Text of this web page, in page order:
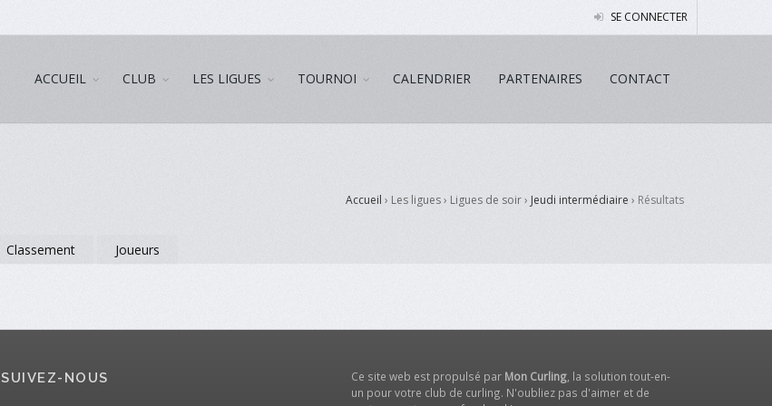
SE CONNECTER
ACCUEIL CLUB LES LIGUES TOURNOI CALENDRIER PARTENAIRES CONTACT
Accueil › Les ligues › Ligues de soir › Jeudi intermédiaire › Résultats
Classement Joueurs
SUIVEZ-NOUS Ce site web est propulsé par Mon Curling, la solution tout-en-
un pour votre club de curling. N'oubliez pas d'aimer et de